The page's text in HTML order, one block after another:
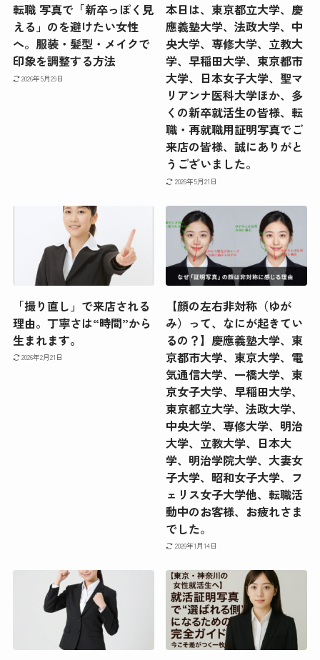
転職 写真で「新卒っぽく見
える」のを避けたい女性
へ。服装・髪型・メイクで
印象を調整する方法
2026年5月29日
本日は、東京都立大学、慶
應義塾大学、法政大学、中
央大学、専修大学、立教大
学、早稲田大学、東京都市
大学、日本女子大学、聖マ
リアンナ医科大学ほか、多
くの新卒就活生の皆様、転
職・再就職用証明写真でご
来店の皆様、誠にありがと
うございました。
2026年5月21日
「撮り直し」で来店される
理由。丁寧さは“時間”から
生まれます。
2026年2月21日
【顔の左右非対称（ゆが
み）って、なにが起きてい
るの？】慶應義塾大学、東
京都市大学、東京大学、電
気通信大学、一橋大学、東
京女子大学、早稲田大学、
東京都立大学、法政大学、
中央大学、専修大学、明治
大学、立教大学、日本大
学、明治学院大学、大妻女
子大学、昭和女子大学、フ
ェリス女子大学他、転職活
動中のお客様、お疲れさま
でした。
2026年1月14日